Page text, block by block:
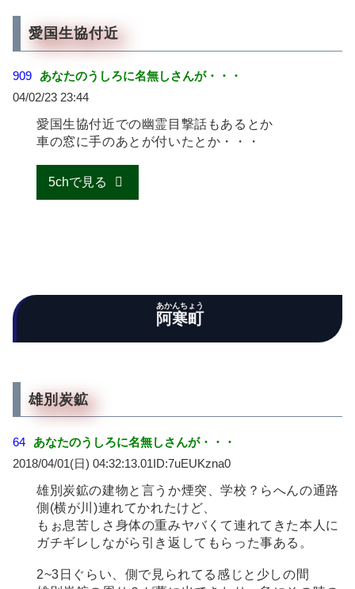
愛国生協付近
909 あなたのうしろに名無しさんが・・・
04/02/23 23:44
愛国生協付近での幽霊目撃話もあるとか
車の窓に手のあとが付いたとか・・・
5chで見る
阿寒町
あかんちょう
雄別炭鉱
64
あなたのうしろに名無しさんが・・・
2018/04/01(日) 04:32:13.01ID:7uEUKzna0
雄別炭鉱の建物と言うか煙突、学校？らへんの通路
側(横が川)連れてかれたけど、
もぉ息苦しさ身体の重みヤバくて連れてきた本人に
ガチギレしながら引き返してもらった事ある。
2~3日ぐらい、側で見られてる感じと少しの間